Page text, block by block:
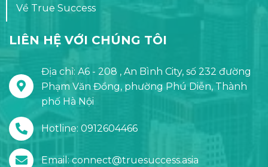
Về True Success
LIÊN HỆ VỚI CHÚNG TÔI
Địa chỉ: A6 - 208 , An Bình City, số 232 đường
Phạm Văn Đồng, phường Phú Diễn, Thành
phố Hà Nội
Hotline: 0912604466
Email: connect@truesuccess.asia